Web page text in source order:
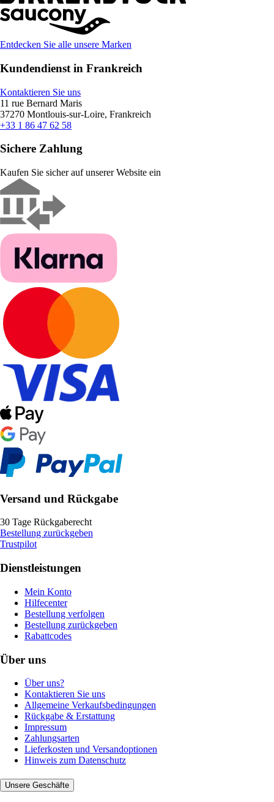
Entdecken Sie alle unsere Marken
Kundendienst in Frankreich
Kontaktieren Sie uns
11 rue Bernard Maris
37270 Montlouis-sur-Loire, Frankreich
+33 1 86 47 62 58
Sichere Zahlung
Kaufen Sie sicher auf unserer Website ein
Versand und Rückgabe
30 Tage Rückgaberecht
Bestellung zurückgeben
Trustpilot
Dienstleistungen
Mein Konto
Hilfecenter
Bestellung verfolgen
Bestellung zurückgeben
Rabattcodes
Über uns
Über uns?
Kontaktieren Sie uns
Allgemeine Verkaufsbedingungen
Rückgabe & Erstattung
Impressum
Zahlungsarten
Lieferkosten und Versandoptionen
Hinweis zum Datenschutz
Unsere Geschäfte